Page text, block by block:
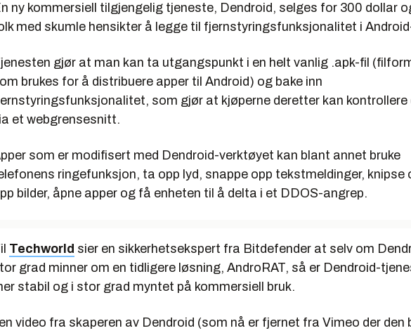
ny kommersiell tilgjengelig tjeneste, Dendroid, selges for 300 dollar
med skumle hensikter å legge til fjernstyringsfunksjonalitet i
gjør at man kan ta utgangspunkt i en helt vanlig .apk-fil
brukes for å distribuere apper til Android) og bake inn
som gjør at kjøperne deretter kan kontrollere
et webgrensesnitt.
som er modifisert med Dendroid-verktøyet kan blant annet bruke
ringefunksjon, ta opp lyd, snappe opp tekstmeldinger, knipse
bilder, åpne apper og få enheten til å delta i et DDOS-angrep.
Techworld sier en sikkerhetsekspert fra Bitdefender at selv om
grad minner om en tidligere løsning, AndroRAT, så er Dendroid-
stabil og i stor grad myntet på kommersiell bruk.
I en video fra skaperen av Dendroid (som nå er fjernet fra Vimeo der den